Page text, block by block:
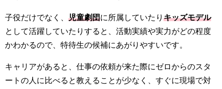
子役だけでなく、 児童劇団に所属していたり キッズモデル
として活躍していたりすると、活動実績や実力がどの程度
かわかるので、特待生の候補にあがりやすいです。
キャリアがあると、仕事の依頼が来た際にゼロからのスタ
ートの人に比べると教えることが少なく、すぐに現場で対